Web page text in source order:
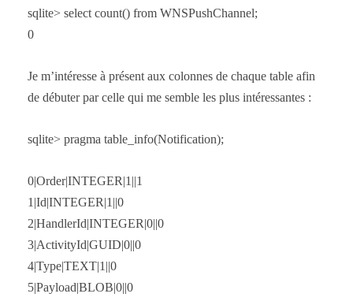
sqlite> select count() from WNSPushChannel;
0
Je m’intéresse à présent aux colonnes de chaque table afin
de débuter par celle qui me semble les plus intéressantes :
sqlite> pragma table_info(Notification);
0|Order|INTEGER|1||1
1|Id|INTEGER|1||0
2|HandlerId|INTEGER|0||0
3|ActivityId|GUID|0||0
4|Type|TEXT|1||0
5|Payload|BLOB|0||0